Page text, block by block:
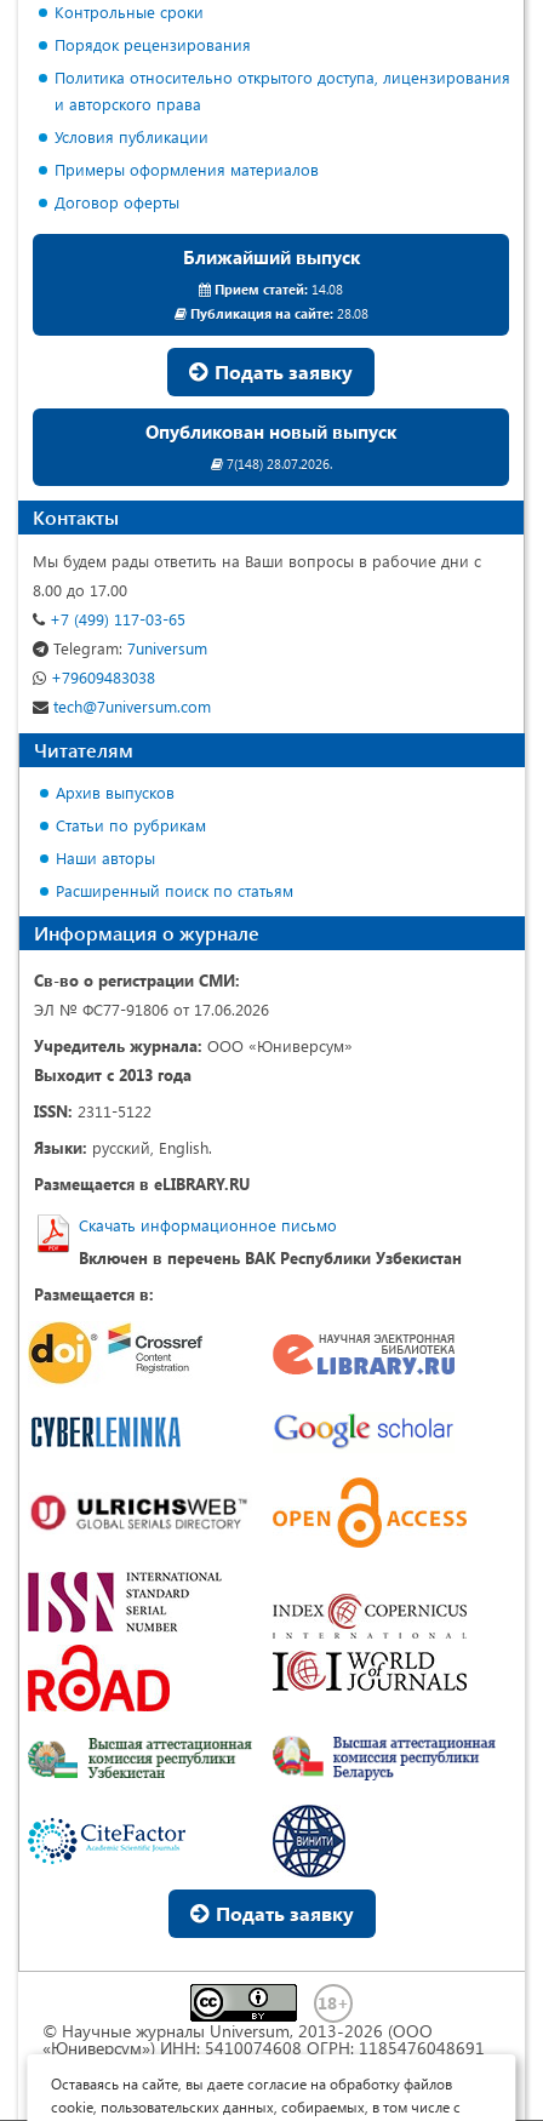
Контрольные сроки
Порядок рецензирования
Политика относительно открытого доступа, лицензирования
и авторского права
Условия публикации
Примеры оформления материалов
Договор оферты
Ближайший выпуск
Прием статей: 14.08
Публикация на сайте:28.08
Подать заявку
Опубликован новый выпуск
7(148) 28.07.2026.
Контакты
Мы будем рады ответить на Ваши вопросы в рабочие дни с
8.00 до 17.00
+7 (499) 117-03-65
Telegram: 7universum
+79609483038
tech@7universum.com
Читателям
Архив выпусков
Статьи по рубрикам
Наши авторы
Расширенный поиск по статьям
Информация о журнале
Св-во о регистрации СМИ:
ЭЛ № ФС77-91806 от 17.06.2026
Учредитель журнала: ООО «Юниверсум»
Выходит с 2013 года
ISSN: 2311-5122
Языки: русский, English.
Размещается в eLIBRARY.RU
Скачать информационное письмо
Включен в перечень ВАК Республики Узбекистан
Размещается в:
Подать заявку
© Научные журналы Universum, 2013-2026 (ООО
«Юниверсум») ИНН: 5410074608 ОГРН: 1185476048691
Commons « Attribution» («Атрибуция») 4.0
Непортированная
Оставаясь на сайте, вы даете согласие на обработку файлов
cookie, пользовательских данных, собираемых, в том числе с